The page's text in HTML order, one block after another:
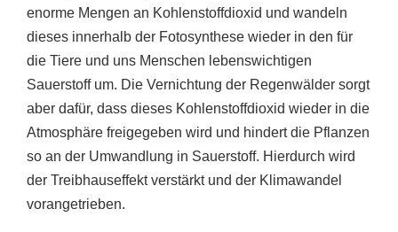
enorme Mengen an Kohlenstoffdioxid und wandeln
dieses innerhalb der Fotosynthese wieder in den für
die Tiere und uns Menschen lebenswichtigen
Sauerstoff um. Die Vernichtung der Regenwälder sorgt
aber dafür, dass dieses Kohlenstoffdioxid wieder in die
Atmosphäre freigegeben wird und hindert die Pflanzen
so an der Umwandlung in Sauerstoff. Hierdurch wird
der Treibhauseffekt verstärkt und der Klimawandel
vorangetrieben.